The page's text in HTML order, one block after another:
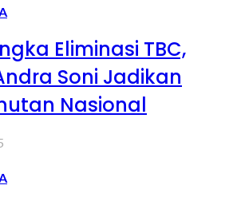
Eliminasi TBC,
Soni Jadikan
Nasional